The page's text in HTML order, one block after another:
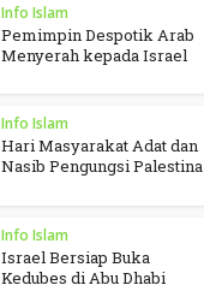
Info Islam
Pemimpin Despotik Arab
Menyerah kepada Israel
Info Islam
Hari Masyarakat Adat dan
Nasib Pengungsi Palestina
Info Islam
Israel Bersiap Buka
Kedubes di Abu Dhabi